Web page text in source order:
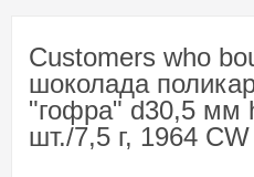
Customers who
шоколада
"гофра" d30,5 мм
шт./7,5 г, 1964